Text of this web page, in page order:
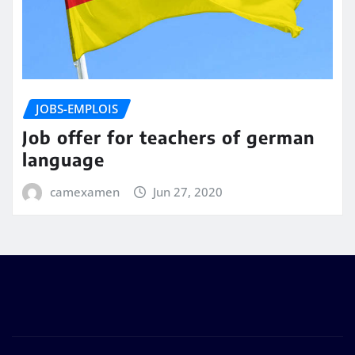
JOBS-EMPLOIS
Job offer for teachers of german
language
camexamen Jun 27, 2020